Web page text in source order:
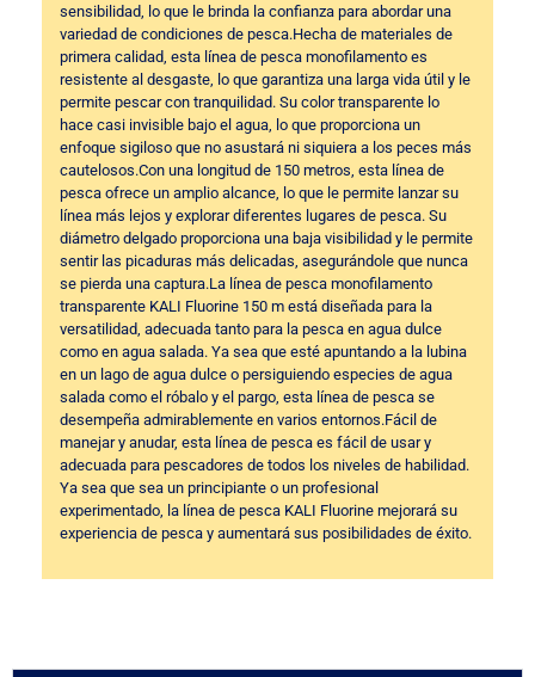
sensibilidad, lo que le brinda la confianza para abordar una
variedad de condiciones de pesca.Hecha de materiales de
primera calidad, esta línea de pesca monofilamento es
resistente al desgaste, lo que garantiza una larga vida útil y le
permite pescar con tranquilidad. Su color transparente lo
hace casi invisible bajo el agua, lo que proporciona un
enfoque sigiloso que no asustará ni siquiera a los peces más
cautelosos.Con una longitud de 150 metros, esta línea de
pesca ofrece un amplio alcance, lo que le permite lanzar su
línea más lejos y explorar diferentes lugares de pesca. Su
diámetro delgado proporciona una baja visibilidad y le permite
sentir las picaduras más delicadas, asegurándole que nunca
se pierda una captura.La línea de pesca monofilamento
transparente KALI Fluorine 150 m está diseñada para la
versatilidad, adecuada tanto para la pesca en agua dulce
como en agua salada. Ya sea que esté apuntando a la lubina
en un lago de agua dulce o persiguiendo especies de agua
salada como el róbalo y el pargo, esta línea de pesca se
desempeña admirablemente en varios entornos.Fácil de
manejar y anudar, esta línea de pesca es fácil de usar y
adecuada para pescadores de todos los niveles de habilidad.
Ya sea que sea un principiante o un profesional
experimentado, la línea de pesca KALI Fluorine mejorará su
experiencia de pesca y aumentará sus posibilidades de éxito.